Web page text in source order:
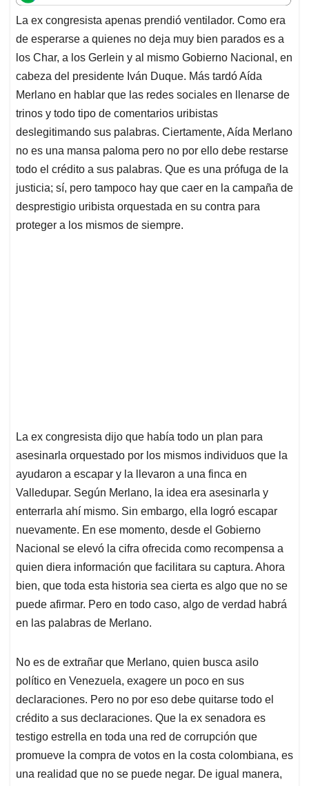
t
s
A
p
p
e
b
o
o
k
k
e
d
I
n
i
l
e
a
d
s
La ex congresista apenas prendió ventilador. Como era
de esperarse a quienes no deja muy bien parados es a
los Char, a los Gerlein y al mismo Gobierno Nacional, en
cabeza del presidente Iván Duque. Más tardó Aída
Merlano en hablar que las redes sociales en llenarse de
trinos y todo tipo de comentarios uribistas
deslegitimando sus palabras. Ciertamente, Aída Merlano
no es una mansa paloma pero no por ello debe restarse
todo el crédito a sus palabras. Que es una prófuga de la
justicia; sí, pero tampoco hay que caer en la campaña de
desprestigio uribista orquestada en su contra para
proteger a los mismos de siempre.
La ex congresista dijo que había todo un plan para
asesinarla orquestado por los mismos individuos que la
ayudaron a escapar y la llevaron a una finca en
Valledupar. Según Merlano, la idea era asesinarla y
enterrarla ahí mismo. Sin embargo, ella logró escapar
nuevamente. En ese momento, desde el Gobierno
Nacional se elevó la cifra ofrecida como recompensa a
quien diera información que facilitara su captura. Ahora
bien, que toda esta historia sea cierta es algo que no se
puede afirmar. Pero en todo caso, algo de verdad habrá
en las palabras de Merlano.
No es de extrañar que Merlano, quien busca asilo
político en Venezuela, exagere un poco en sus
declaraciones. Pero no por eso debe quitarse todo el
crédito a sus declaraciones. Que la ex senadora es
testigo estrella en toda una red de corrupción que
promueve la compra de votos en la costa colombiana, es
una realidad que no se puede negar. De igual manera,